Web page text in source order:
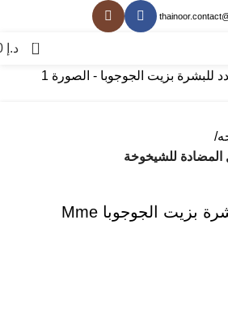
0 د.إ
للشيخوخة
لوشن مجدد للبشرة بزيت الجوجوبا Mme